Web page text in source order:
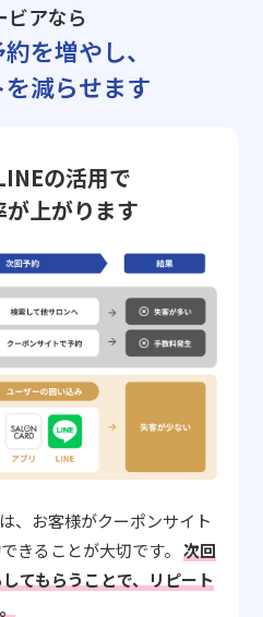
ビアなら
を増やし、
減らせます
の活用で
が上がります
、お客様がクーポンサイト
きることが大切です。 次回
てもらうことで、リピート